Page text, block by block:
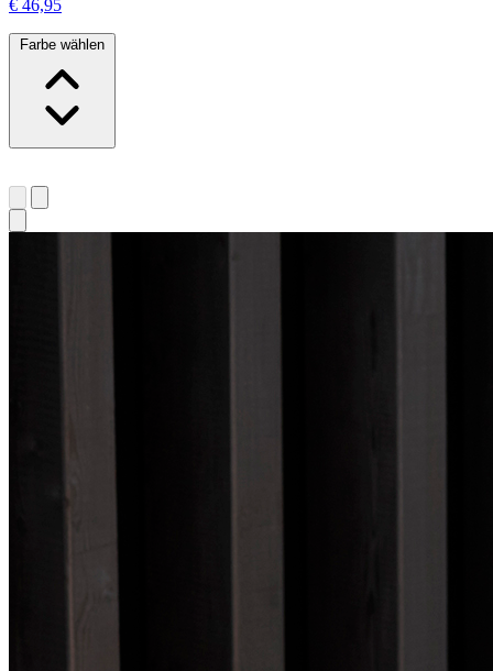
€ 46,95
Farbe wählen